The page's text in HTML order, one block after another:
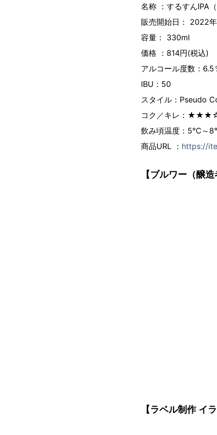
名称 ：するすんIPA
販売開始日： 2022
容量： 330ml
価格 ：814円(税込)
アルコール度数：6.5
IBU：50
スタイル：Pseudo
コク／キレ：
飲み頃温度：5℃～
商品URL ： https://
【ブルワー（醸
【ラベル制作 イ